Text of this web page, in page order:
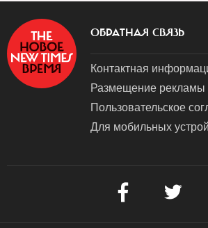
ОБРАТНАЯ СВЯЗЬ
Контактная
Размещение рекламы
Пользовательское
Для мобильных